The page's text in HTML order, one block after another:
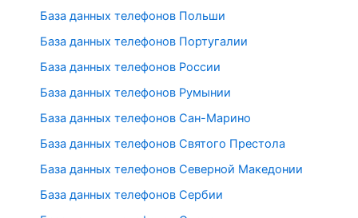
База данных телефонов Польши
База данных телефонов Португалии
База данных телефонов России
База данных телефонов Румынии
База данных телефонов Сан-Марино
База данных телефонов Святого Престола
База данных телефонов Северной Македонии
База данных телефонов Сербии